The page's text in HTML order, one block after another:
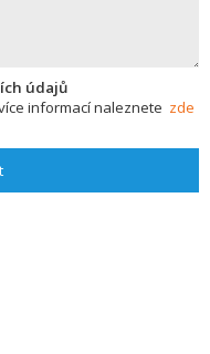
údajů
informací naleznete zde